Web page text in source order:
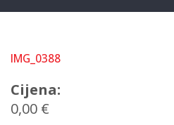
IMG_0388
Cijena:
0,00 €